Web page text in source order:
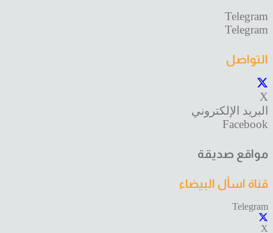
Telegram
Telegram
التواصل
X
البريد الإلكتروني
Facebook
مواقع صديقة
قناة اسأل البيضاء
Telegram
X